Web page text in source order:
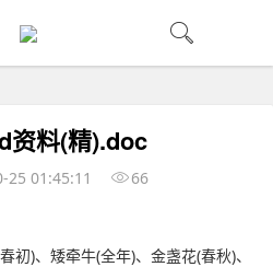
资料(精).doc
25 01:45:11 66
初)、矮牵牛(全年)、金盏花(春秋)、